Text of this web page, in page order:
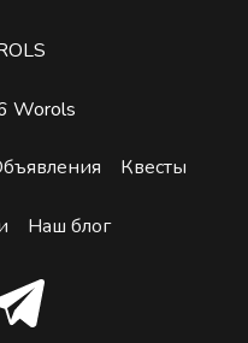
Worols
Квесты
Наш блог